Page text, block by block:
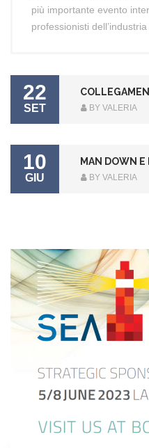
più importante evento
professionisti
22
SET
MICROONDE
BY VALERIA
10
GIU
MAN DOWN
LIBERA
BY VALERIA
B
L
O